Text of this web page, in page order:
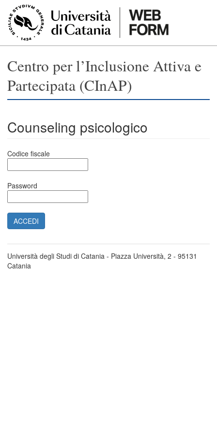
Salta al contenuto principale
Centro per l’Inclusione Attiva e
Partecipata (CInAP)
Counseling psicologico
Codice fiscale
Password
Università degli Studi di Catania - Piazza Università, 2 - 95131
Catania